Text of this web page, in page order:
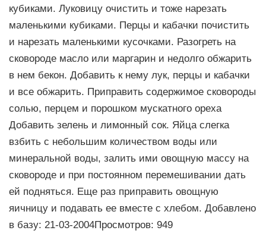
кубиками. Луковицу очистить и тоже нарезать
маленькими кубиками. Перцы и кабачки почистить
и нарезать маленькими кусочками. Разогреть на
сковороде масло или маргарин и недолго обжарить
в нем бекон. Добавить к нему лук, перцы и кабачки
и все обжарить. Приправить содержимое сковороды
солью, перцем и порошком мускатного ореха
Добавить зелень и лимонный сок. Яйца слегка
взбить с небольшим количеством воды или
минеральной воды, залить ими овощную массу на
сковороде и при постоянном перемешивании дать
ей подняться. Еще раз приправить овощную
яичницу и подавать ее вместе с хлебом. Добавлено
в базу: 21-03-2004Просмотров: 949